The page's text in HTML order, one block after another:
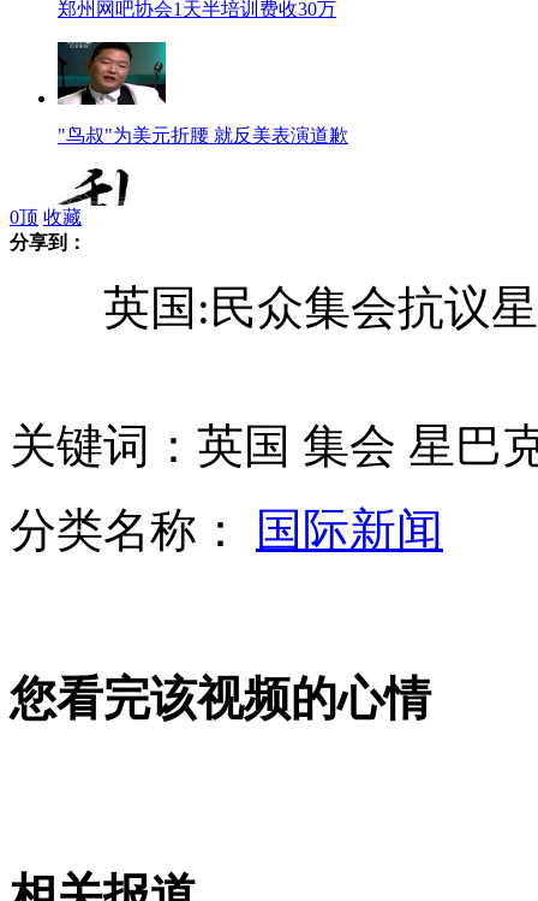
郑州网吧协会1天半培训费收30万
"鸟叔"为美元折腰 就反美表演道歉
骗子又下手 502胶水封ATM出钞口
实拍:团伙持液压钳剪锁猖狂偷车
迎寒风骑电动车 小伙被吹成面瘫
0顶 收藏
分享到：
英国:民众集会抗议星
关键词：英国 集会 星巴
分类名称：
国际新闻
您看完该视频的心情